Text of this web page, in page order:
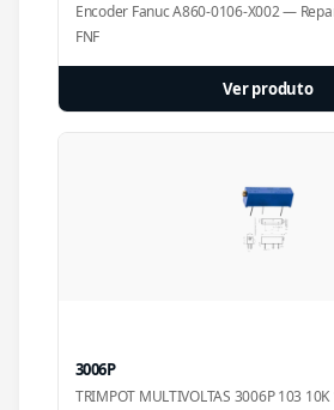
Encoder Fanuc A860-0106-X002 —
FNF
Ver produto
3006P
TRIMPOT MULTIVOLTAS 3006P 103